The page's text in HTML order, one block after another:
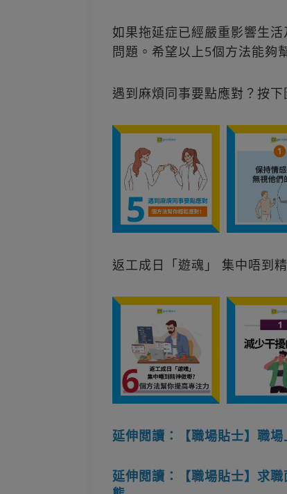
如果拖延症已經嚴重影響生
問題。希望以上5個方法能夠
遇到麻煩同事要點應對？按
返工成日「遊魂」 集中唔到
延伸閲讀：【職場貼士】職
延伸閲讀：【職場貼士】求